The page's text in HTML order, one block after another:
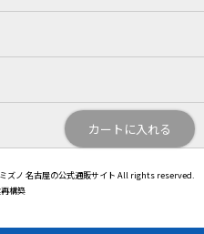
カートに入れる
ズノ 名古屋の公式通販サイト All rights reserved.
構築